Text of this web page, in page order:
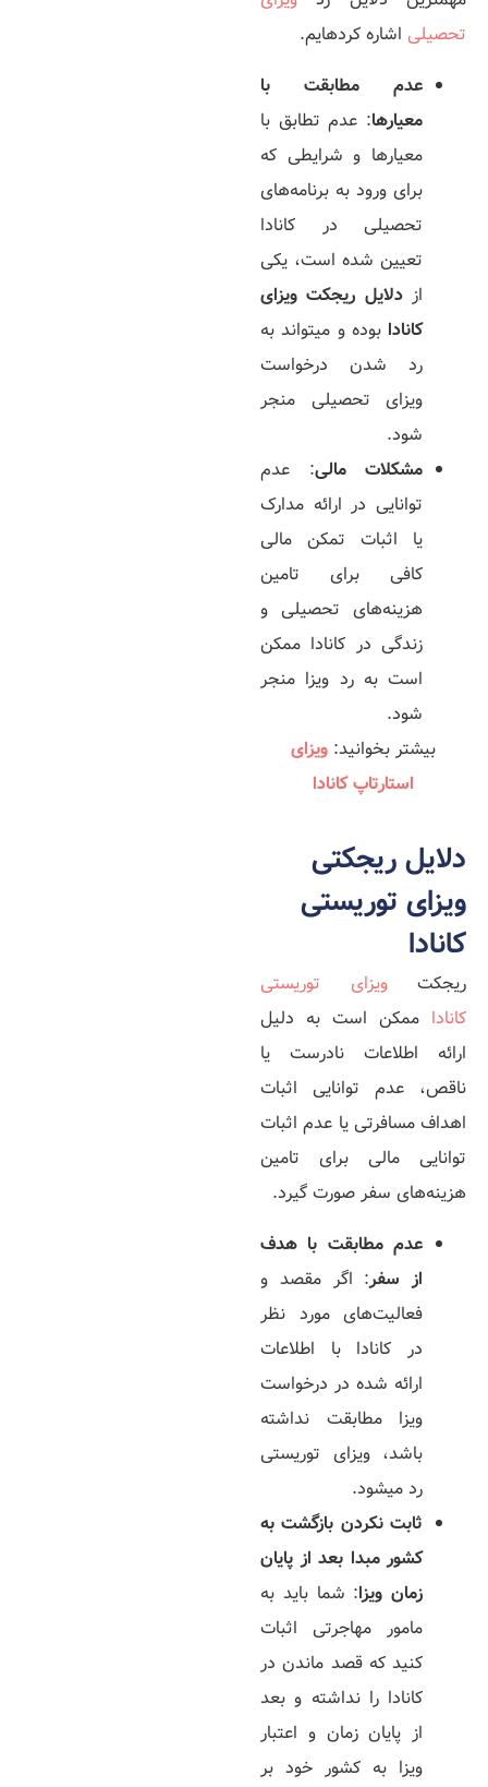
تحصیلی اشاره کرده­ایم.
عدم مطابقت با
معیارها: عدم تطابق با
معیارها و شرایطی که
برای ورود به برنامه‌­های
تحصیلی در کانادا
تعیین شده است، یکی
ازدلایل ریجکت ویزای
کانادا بوده و می­تواند به
رد شدن درخواست
ویزای تحصیلی منجر
شود.
مشکلات مالی: عدم
توانایی در ارائه مدارک
یا اثبات تمکن مالی
کافی برای تامین
هزینه‌­های تحصیلی و
زندگی در کانادا ممکن
است به رد ویزا منجر
شود.
بیشتر بخوانید: ویزای
استارتاپ کانادا
دلایل ریجکتی
ویزای توریستی
کانادا
ریجکتویزای توریستی
کانادا ممکن است به دلیل
ارائه اطلاعات نادرست یا
ناقص، عدم توانایی اثبات
اهداف مسافرتی یا عدم اثبات
توانایی مالی برای تامین
هزینه‌­های سفر صورت گیرد.
عدم مطابقت با هدف
از سفر: اگر مقصد و
فعالیت­‌های مورد نظر
در کانادا با اطلاعات
ارائه شده در درخواست
ویزا مطابقت نداشته
باشد، ویزای توریستی
رد می­شود.
ثابت نکردن بازگشت به
کشور مبدا بعد از پایان
زمان ویزا: شما باید به
مامور مهاجرتی اثبات
کنید که قصد ماندن در
کانادا را نداشته و بعد
از پایان زمان و اعتبار
ویزا به کشور خود بر